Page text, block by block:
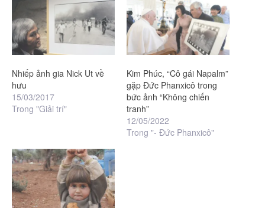
Nhiếp ảnh gia Nick Ut về
hưu
15/03/2017
Trong "Giải trí"
Kim Phúc, “Cô gái Napalm”
gặp Đức Phanxicô trong
bức ảnh “Không chiến
tranh”
12/05/2022
Trong "- Đức Phanxicô"